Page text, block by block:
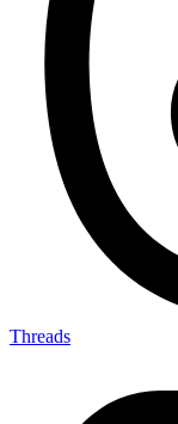
Threads